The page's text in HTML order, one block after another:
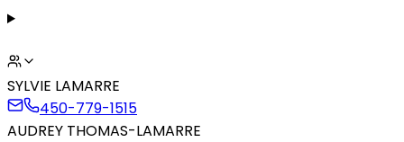
SYLVIE LAMARRE
450-779-1515
AUDREY THOMAS-LAMARRE